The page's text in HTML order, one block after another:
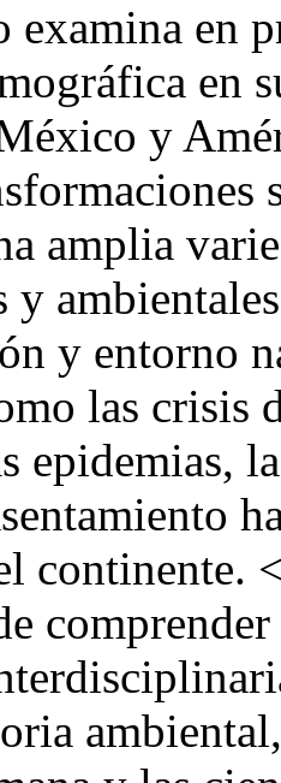
examina en
en
y
amplia
y
y entorno
las crisis
epidemias,
continente.
comprender